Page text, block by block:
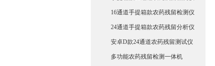
16通道手提箱款农药残留检测仪
24通道手提箱款农药残留分析仪
安卓D款24通道农药残留测试仪
多功能农药残留检测一体机